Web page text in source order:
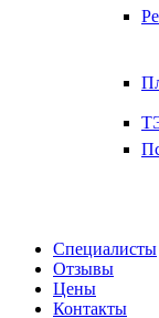
Специалисты
Отзывы
Цены
Контакты